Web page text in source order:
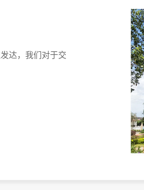
达，我们对于交